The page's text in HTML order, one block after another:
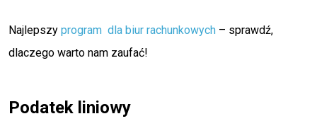
Najlepszy program dla biur rachunkowych – sprawdź,
dlaczego warto nam zaufać!
Podatek liniowy